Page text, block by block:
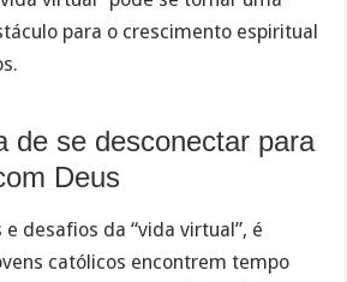
para o crescimento espiritual
de se desconectar para
Deus
desafios da “vida virtual”, é
católicos encontrem tempo